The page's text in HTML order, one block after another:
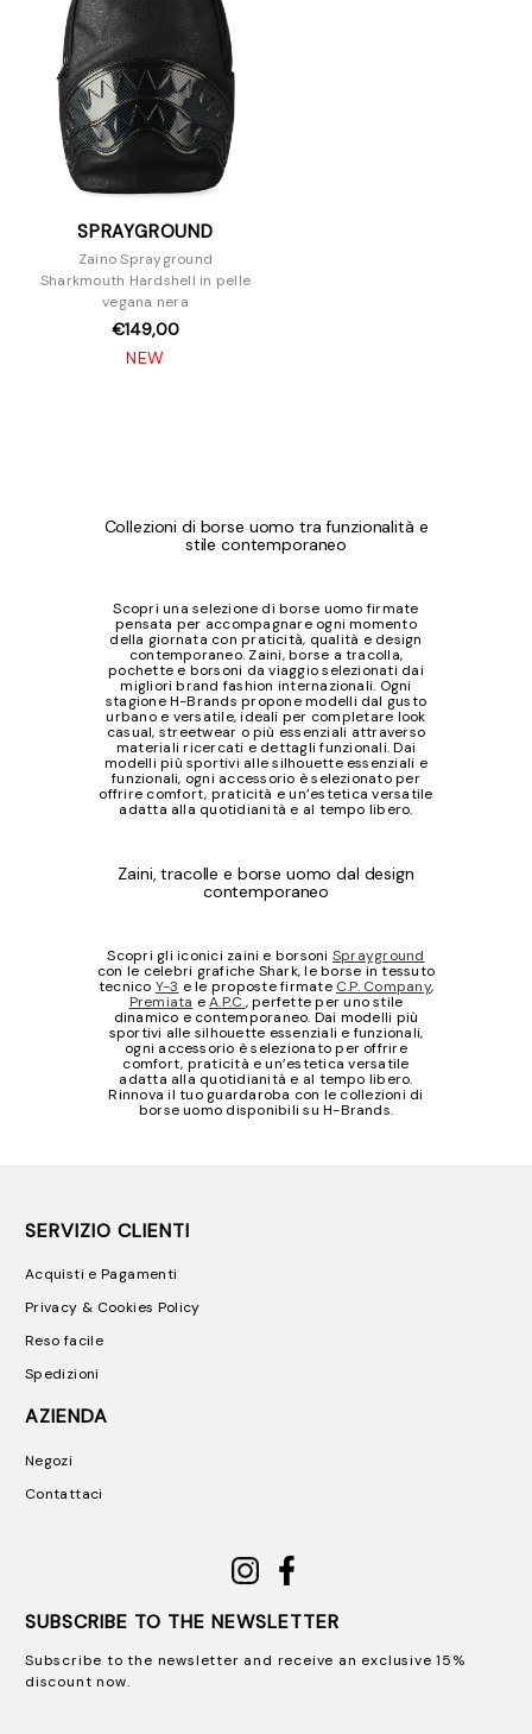
SPRAYGROUND
Zaino Sprayground
Sharkmouth Hardshell in pelle
vegana nera
€149,00
NEW
Collezioni di borse uomo tra funzionalità e
stile contemporaneo
Scopri una selezione di borse uomo firmate
pensata per accompagnare ogni momento
della giornata con praticità, qualità e design
contemporaneo. Zaini, borse a tracolla,
pochette e borsoni da viaggio selezionati dai
migliori brand fashion internazionali. Ogni
stagione H-Brands propone modelli dal gusto
urbano e versatile, ideali per completare look
casual, streetwear o più essenziali attraverso
materiali ricercati e dettagli funzionali. Dai
modelli più sportivi alle silhouette essenziali e
funzionali, ogni accessorio è selezionato per
offrire comfort, praticità e un’estetica versatile
adatta alla quotidianità e al tempo libero.
Zaini, tracolle e borse uomo dal design
contemporaneo
Scopri gli iconici zaini e borsoni Sprayground
con le celebri grafiche Shark, le borse in tessuto
tecnico Y-3 e le proposte firmate C.P. Company,
Premiata eA.P.C., perfette per uno stile
dinamico e contemporaneo. Dai modelli più
sportivi alle silhouette essenziali e funzionali,
ogni accessorio è selezionato per offrire
comfort, praticità e un’estetica versatile
adatta alla quotidianità e al tempo libero.
Rinnova il tuo guardaroba con le collezioni di
borse uomo disponibili su H-Brands.
SERVIZIO CLIENTI
Acquisti e Pagamenti
Privacy & Cookies Policy
Reso facile
Spedizioni
AZIENDA
Negozi
Contattaci
SUBSCRIBE TO THE NEWSLETTER
Subscribe to the newsletter and receive an exclusive 15%
discount now.